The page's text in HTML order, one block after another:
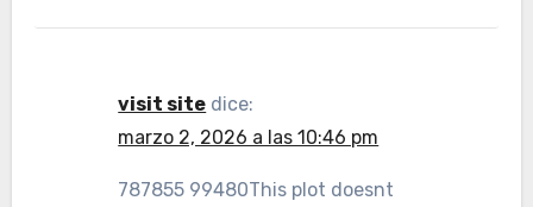
visit site dice:
marzo 2, 2026 a las 10:46 pm
787855 99480This plot doesnt